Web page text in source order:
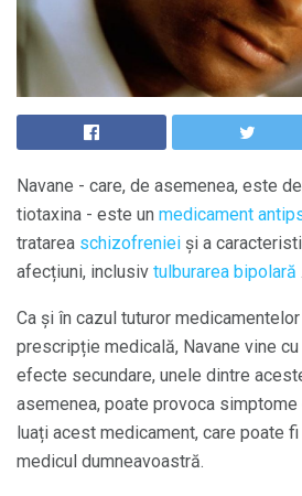
Navane - care, de asemenea, este
tiotaxina - este un medicament
tratarea schizofreniei și a
afecțiuni, inclusiv tulburarea bipolară .
Ca și în cazul tuturor
prescripție medicală, Navane vine
efecte secundare, unele dintre
asemenea, poate provoca simptome
luați acest medicament, care poate
medicul dumneavoastră.